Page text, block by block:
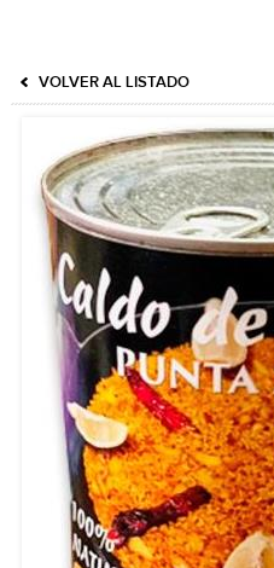
VOLVER AL LISTADO